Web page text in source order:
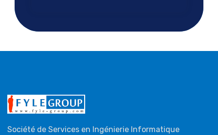
Société de Services en Ingénierie Informatique